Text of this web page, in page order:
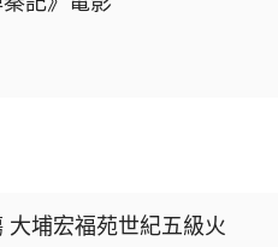
大埔宏福苑世紀五級火